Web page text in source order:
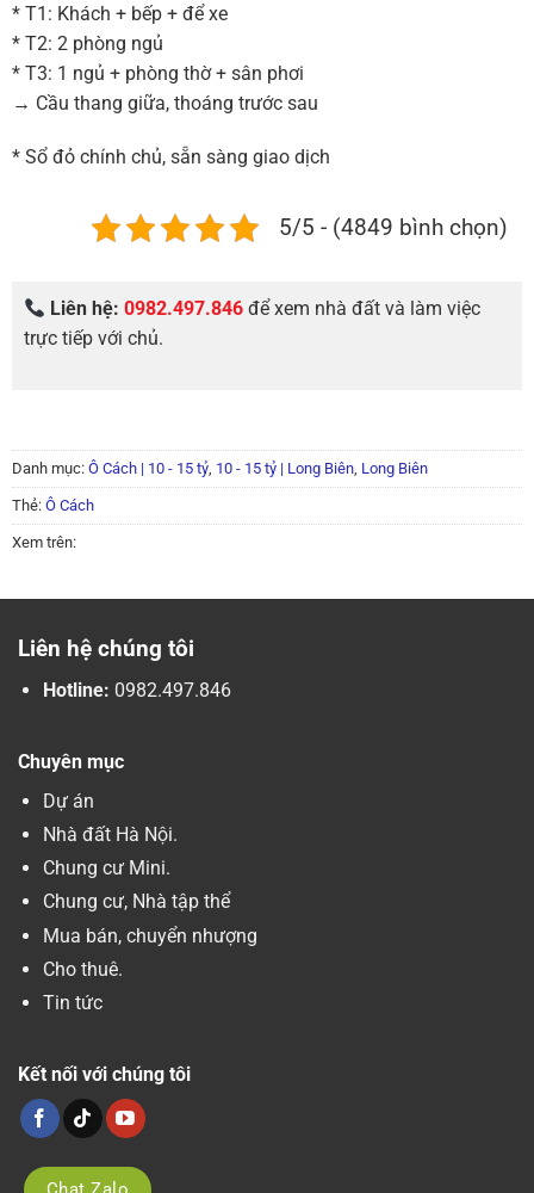
* T1: Khách + bếp + để xe
* T2: 2 phòng ngủ
* T3: 1 ngủ + phòng thờ + sân phơi
→ Cầu thang giữa, thoáng trước sau
* Sổ đỏ chính chủ, sẵn sàng giao dịch
5/5 - (4849 bình chọn)
Liên hệ: 0982.497.846để xem nhà đất và làm việc
trực tiếp với chủ.
Danh mục: Ô Cách | 10 - 15 tỷ, 10 - 15 tỷ | Long Biên, Long Biên
Thẻ: Ô Cách
Xem trên:
Liên hệ chúng tôi
Hotline: 0982.497.846
Chuyên mục
Dự án
Nhà đất Hà Nội.
Chung cư Mini.
Chung cư, Nhà tập thể
Mua bán, chuyển nhượng
Cho thuê.
Tin tức
Kết nối với chúng tôi